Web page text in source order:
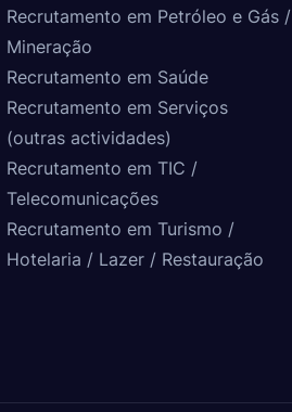
Recrutamento em Petróleo e Gás /
Mineração
Recrutamento em Saúde
Recrutamento em Serviços
(outras actividades)
Recrutamento em TIC /
Telecomunicações
Recrutamento em Turismo /
Hotelaria / Lazer / Restauração